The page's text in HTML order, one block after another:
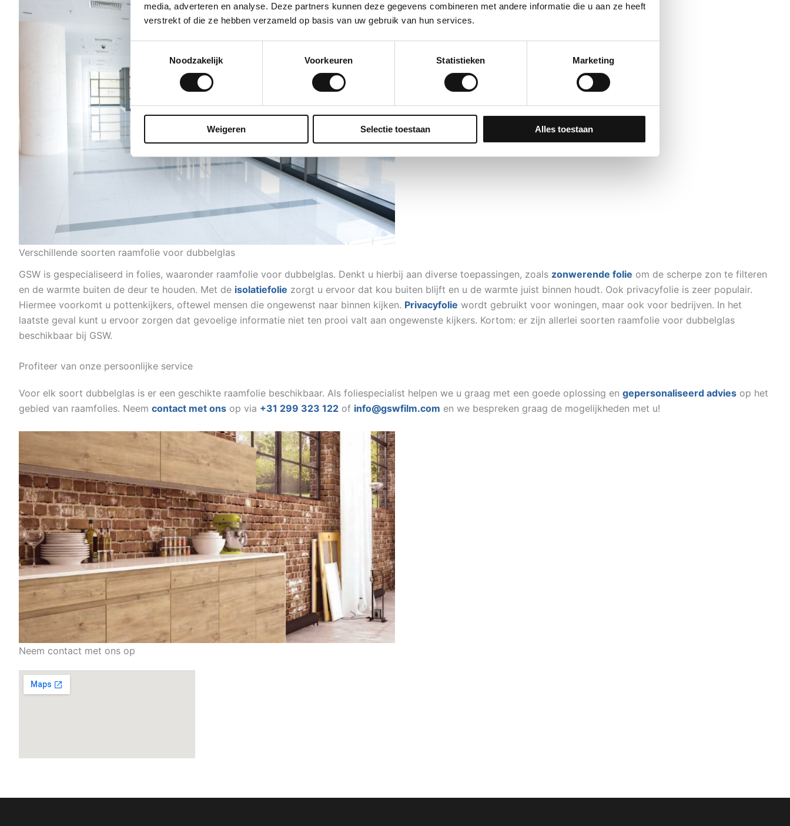
media, adverteren en analyse. Deze partners kunnen deze gegevens combineren met andere informatie die u aan ze heeft
verstrekt of die ze hebben verzameld op basis van uw gebruik van hun services.
Noodzakelijk
Voorkeuren Statistieken Marketing
Weigeren Selectie toestaan Alles toestaan
Verschillende soorten raamfolie voor dubbelglas
GSW is gespecialiseerd in folies, waaronder raamfolie voor dubbelglas. Denkt u hierbij aan diverse toepassingen, zoals zonwerende folie om de scherpe zon te filteren
en de warmte buiten de deur te houden. Met de isolatiefolie zorgt u ervoor dat kou buiten blijft en u de warmte juist binnen houdt. Ook privacyfolie is zeer populair.
Hiermee voorkomt u pottenkijkers, oftewel mensen die ongewenst naar binnen kijken. Privacyfolie wordt gebruikt voor woningen, maar ook voor bedrijven. In het
laatste geval kunt u ervoor zorgen dat gevoelige informatie niet ten prooi valt aan ongewenste kijkers. Kortom: er zijn allerlei soorten raamfolie voor dubbelglas
beschikbaar bij GSW.
Profiteer van onze persoonlijke service
Voor elk soort dubbelglas is er een geschikte raamfolie beschikbaar. Als foliespecialist helpen we u graag met een goede oplossing en gepersonaliseerd advies op het
gebied van raamfolies. Neem contact met ons op via +31 299 323 122 of info@gswfilm.com en we bespreken graag de mogelijkheden met u!
Neem contact met ons op